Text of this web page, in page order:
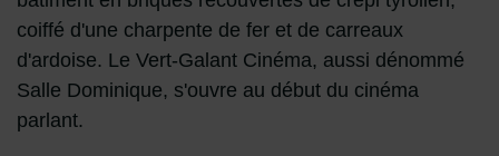
coiffé d'une charpente de fer et de carreaux
d'ardoise. Le Vert-Galant Cinéma, aussi dénommé
Salle Dominique, s'ouvre au début du cinéma
parlant.